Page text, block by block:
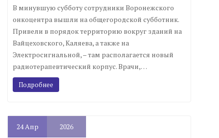
В минувшую субботу сотрудники Воронежского
онкоцентра вышли на общегородской субботник.
Привели в порядок территорию вокруг зданий на
Вайцеховского, Каляева, а также на
Электросигнальной, – там располагается новый
радиотерапевтический корпус. Врачи,…
Подробнее
24Апр 2026